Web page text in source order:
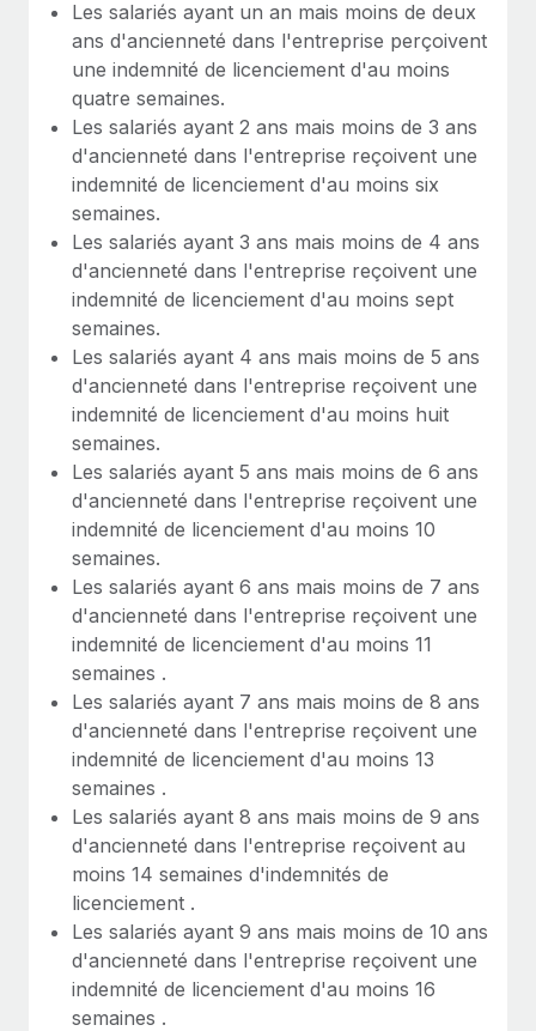
Les salariés ayant un an mais moins de deux
ans d'ancienneté dans l'entreprise perçoivent
une indemnité de licenciement d'au moins
quatre semaines.
Les salariés ayant 2 ans mais moins de 3 ans
d'ancienneté dans l'entreprise reçoivent une
indemnité de licenciement d'au moins six
semaines.
Les salariés ayant 3 ans mais moins de 4 ans
d'ancienneté dans l'entreprise reçoivent une
indemnité de licenciement d'au moins sept
semaines.
Les salariés ayant 4 ans mais moins de 5 ans
d'ancienneté dans l'entreprise reçoivent une
indemnité de licenciement d'au moins huit
semaines.
Les salariés ayant 5 ans mais moins de 6 ans
d'ancienneté dans l'entreprise reçoivent une
indemnité de licenciement d'au moins 10
semaines.
Les salariés ayant 6 ans mais moins de 7 ans
d'ancienneté dans l'entreprise reçoivent une
indemnité de licenciement d'au moins 11
semaines .
Les salariés ayant 7 ans mais moins de 8 ans
d'ancienneté dans l'entreprise reçoivent une
indemnité de licenciement d'au moins 13
semaines .
Les salariés ayant 8 ans mais moins de 9 ans
d'ancienneté dans l'entreprise reçoivent au
moins 14 semaines d'indemnités de
licenciement .
Les salariés ayant 9 ans mais moins de 10 ans
d'ancienneté dans l'entreprise reçoivent une
indemnité de licenciement d'au moins 16
semaines .